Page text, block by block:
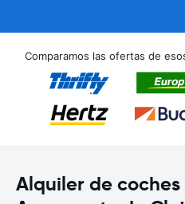
Comparamos las ofertas de
Alquiler de